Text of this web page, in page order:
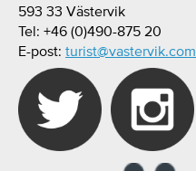
593 33 Västervik
Tel: +46 (0)490-875 20
E-post: turist@vastervik.com